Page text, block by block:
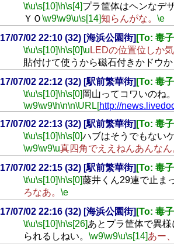
\t\u\s[10]\h\s[4]プラ筐体はヘンなデ
ＹＯ\w9\w9\u\s[14]知らんがな。 \e
17/07/02 22:10 (32) [海浜公園街] [To: 毒
\t\u\s[10]\h\s[0]\u LEDの位置位しか
貼付けて使うから磁石付きかドウか
17/07/02 22:12 (32) [駅前繁華街] [To: 毒
\t\u\s[10]\h\s[0] 岡山ってコワいのね。
\w9\w9\h\n\n\URL[http://
17/07/02 22:13 (32) [駅前繁華街] [To: 毒
\t\u\s[10]\h\s[0]ハブはそうでもない
\w9\w9\u真四角でええねんあんなん
17/07/02 22:15 (32) [駅前繁華街] [To: 毒
\t\u\s[10]\h\s[0]藤井くん29連で止ま
ろなあ。 \e
17/07/02 22:16 (32) [海浜公園街] [To: 毒
\t\u\s[10] \h\s[26] あとプラ筐体で異様
られるしねい。 \w9\w9\u\s[14] あー、